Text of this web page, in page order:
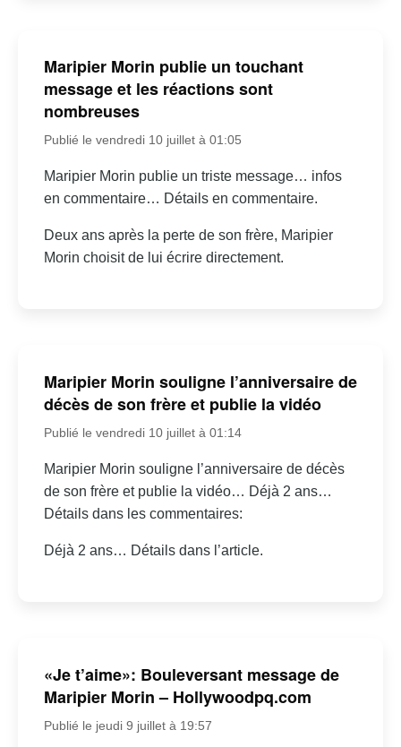
Maripier Morin publie un touchant
message et les réactions sont
nombreuses
Publié le vendredi 10 juillet à 01:05
Maripier Morin publie un triste message… infos
en commentaire… Détails en commentaire.
Deux ans après la perte de son frère, Maripier
Morin choisit de lui écrire directement.
Maripier Morin souligne l’anniversaire de
décès de son frère et publie la vidéo
Publié le vendredi 10 juillet à 01:14
Maripier Morin souligne l’anniversaire de décès
de son frère et publie la vidéo… Déjà 2 ans…
Détails dans les commentaires:
Déjà 2 ans… Détails dans l’article.
«Je t’aime»: Bouleversant message de
Maripier Morin – Hollywoodpq.com
Publié le jeudi 9 juillet à 19:57